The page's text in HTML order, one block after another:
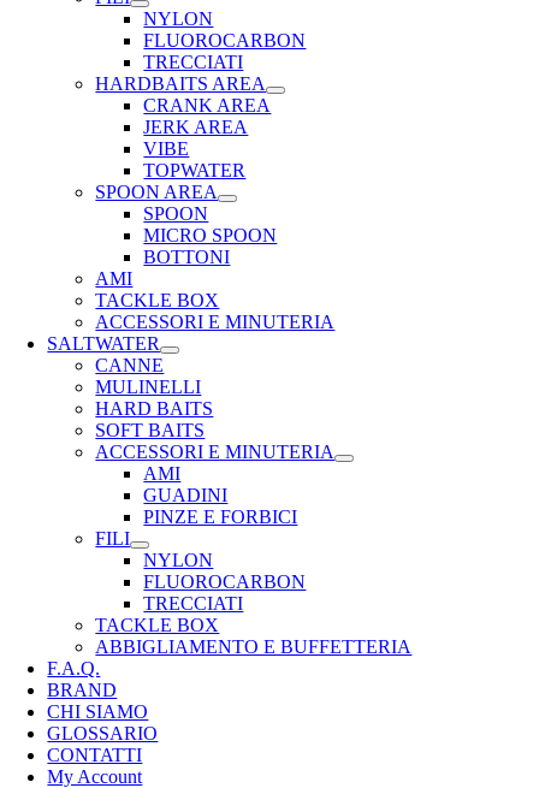
NYLON
FLUOROCARBON
TRECCIATI
HARDBAITS AREA
CRANK AREA
JERK AREA
VIBE
TOPWATER
SPOON AREA
SPOON
MICRO SPOON
BOTTONI
AMI
TACKLE BOX
ACCESSORI E MINUTERIA
SALTWATER
CANNE
MULINELLI
HARD BAITS
SOFT BAITS
ACCESSORI E MINUTERIA
AMI
GUADINI
PINZE E FORBICI
FILI
NYLON
FLUOROCARBON
TRECCIATI
TACKLE BOX
ABBIGLIAMENTO E BUFFETTERIA
F.A.Q.
BRAND
CHI SIAMO
GLOSSARIO
CONTATTI
My Account